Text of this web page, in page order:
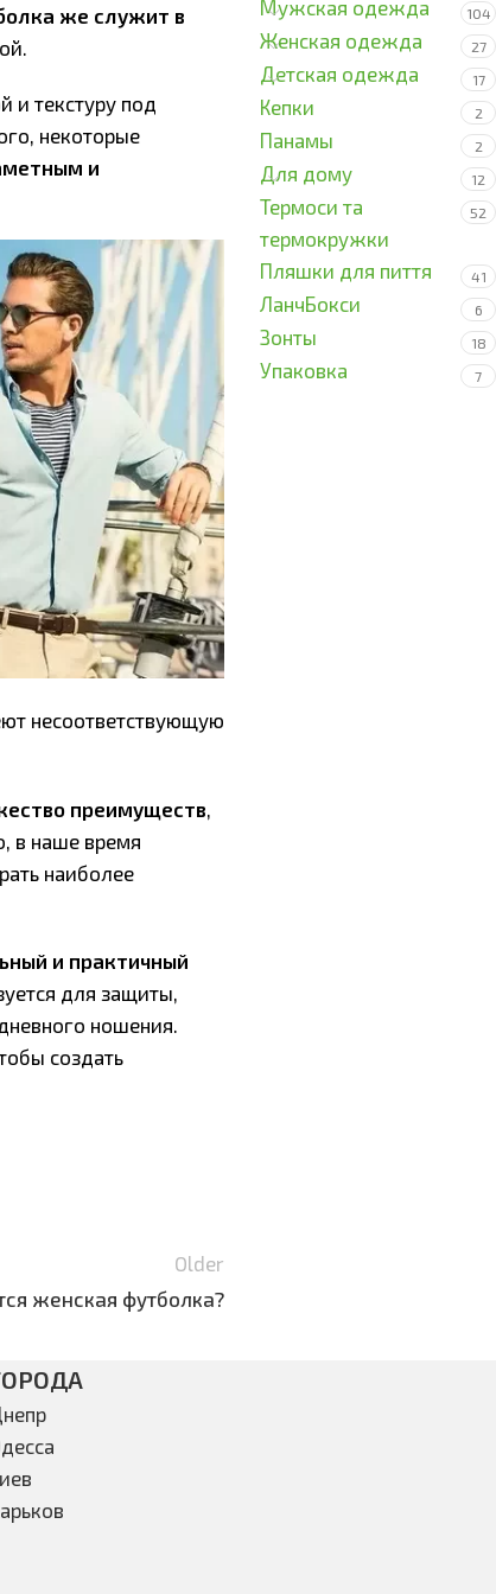
же служит в
и текстуру под
некоторые
и
несоответствующую
преимуществ
в наше время
наиболее
и практичный
для защиты,
ношения.
создать
Older
женская футболка?
Мужская одежда 104
Женская одежда 27
Детская одежда 17
Кепки 2
Панамы 2
Для дому 12
Термоси та
термокружки
52
Пляшки для пиття 41
ЛанчБокси 6
Зонты 18
Упаковка 7